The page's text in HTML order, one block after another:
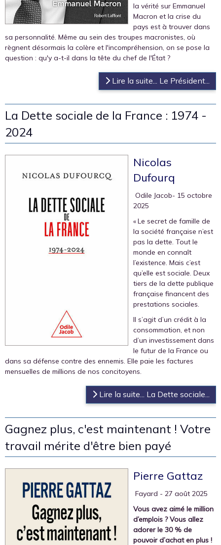
la vérité sur Emmanuel
Macron et la crise du
pays est à trouver dans
sa personnalité. Même au sein des troupes macronistes, où
règnent désormais la colère et l'incompréhension, on se pose la
question : qu'y a-t-il dans la tête du chef de l'État ?
Lire la suite... Le Président...
La Dette sociale de la France : 1974 -
2024
Nicolas
Dufourq
‎ Odile Jacob- 15 octobre
2025
« Le secret de famille de
la société française n’est
pas la dette. Tout le
monde en connaît
l’existence. Mais c’est
qu’elle est sociale. Deux
tiers de la dette publique
française financent des
prestations sociales.
Il s’agit d’un crédit à la
consommation, et non
d’un investissement dans
le futur de la France ou
dans sa défense contre des ennemis. Elle paie les factures
mensuelles de millions de nos concitoyens.
Lire la suite... La Dette sociale...
Gagnez plus, c'est maintenant ! Votre
travail mérite d'être bien payé
Pierre Gattaz
‎ Fayard - 27 août 2025
Vous avez aimé le million
d’emplois ? Vous allez
adorer le 30 % de
pouvoir d’achat en plus !